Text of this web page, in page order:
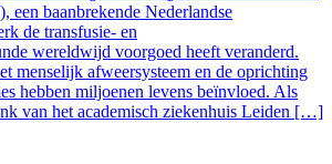
een baanbrekende Nederlandse
de transfusie- en
wereldwijd voorgoed heeft veranderd.
menselijk afweersysteem en de oprichting
hebben miljoenen levens beïnvloed. Als
van het academisch ziekenhuis Leiden […]